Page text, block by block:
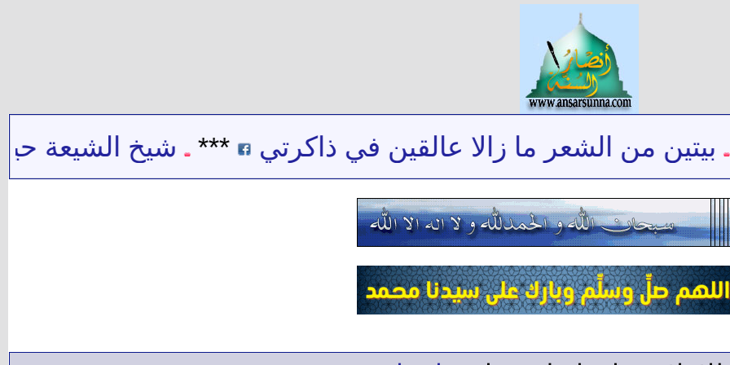
بيتين من الشعر ما زالا عالقين في ذاكرتي *** شيخ الشيعة